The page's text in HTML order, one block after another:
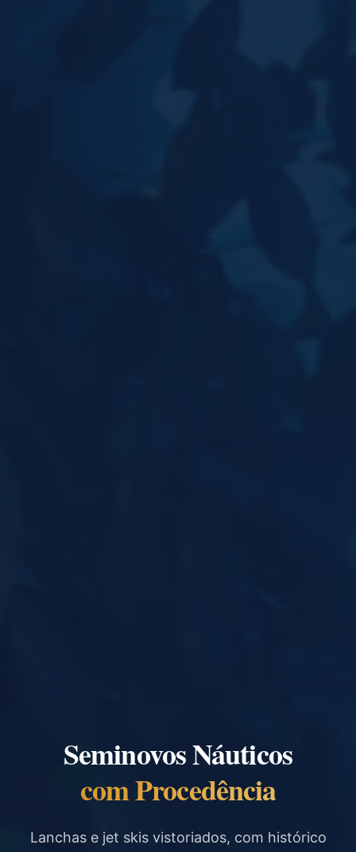
Seminovos Náuticos
com Procedência
Lanchas e jet skis vistoriados, com histórico